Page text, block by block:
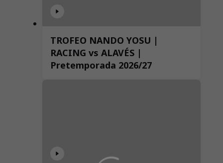
TROFEO NANDO YOSU |
RACING vs ALAVÉS |
Pretemporada 2026/27